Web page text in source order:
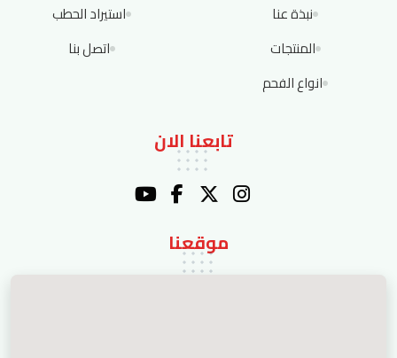
نبذة عنا
المنتجات
انواع الفحم
استيراد الحطب
اتصل بنا
تابعنا الان
موقعنا